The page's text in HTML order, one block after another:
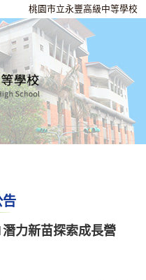
桃園市立永豐高級中等學校
力新苗探索成長營